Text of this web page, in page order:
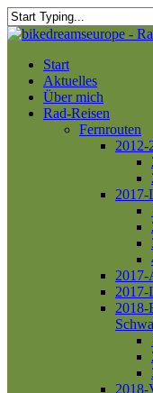
Skip
to
content
Close
Menu
Start
Aktuelles
Über mich
Rad-Reisen
Fernrouten
2012-
2017-
2017-
2017-
2018-
2018-